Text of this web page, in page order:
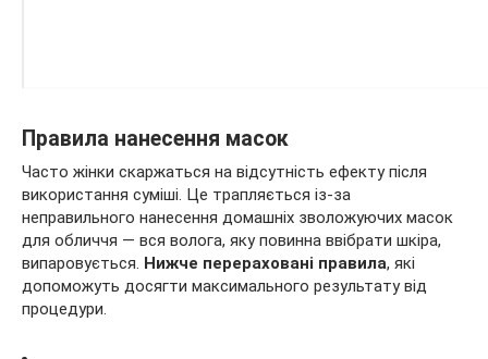
Правила нанесення масок
Часто жінки скаржаться на відсутність ефекту після
використання суміші. Це трапляється із-за
неправильного нанесення домашніх зволожуючих масок
для обличчя — вся волога, яку повинна ввібрати шкіра,
випаровується. Нижче перераховані правила, які
допоможуть досягти максимального результату від
процедури.